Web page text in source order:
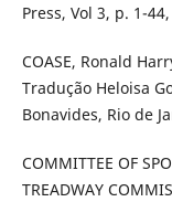
Press, Vol 3, p. 1-
COASE, Ronald
Tradução Heloisa
Bonavides, Rio de
COMMITTEE OF
TREADWAY